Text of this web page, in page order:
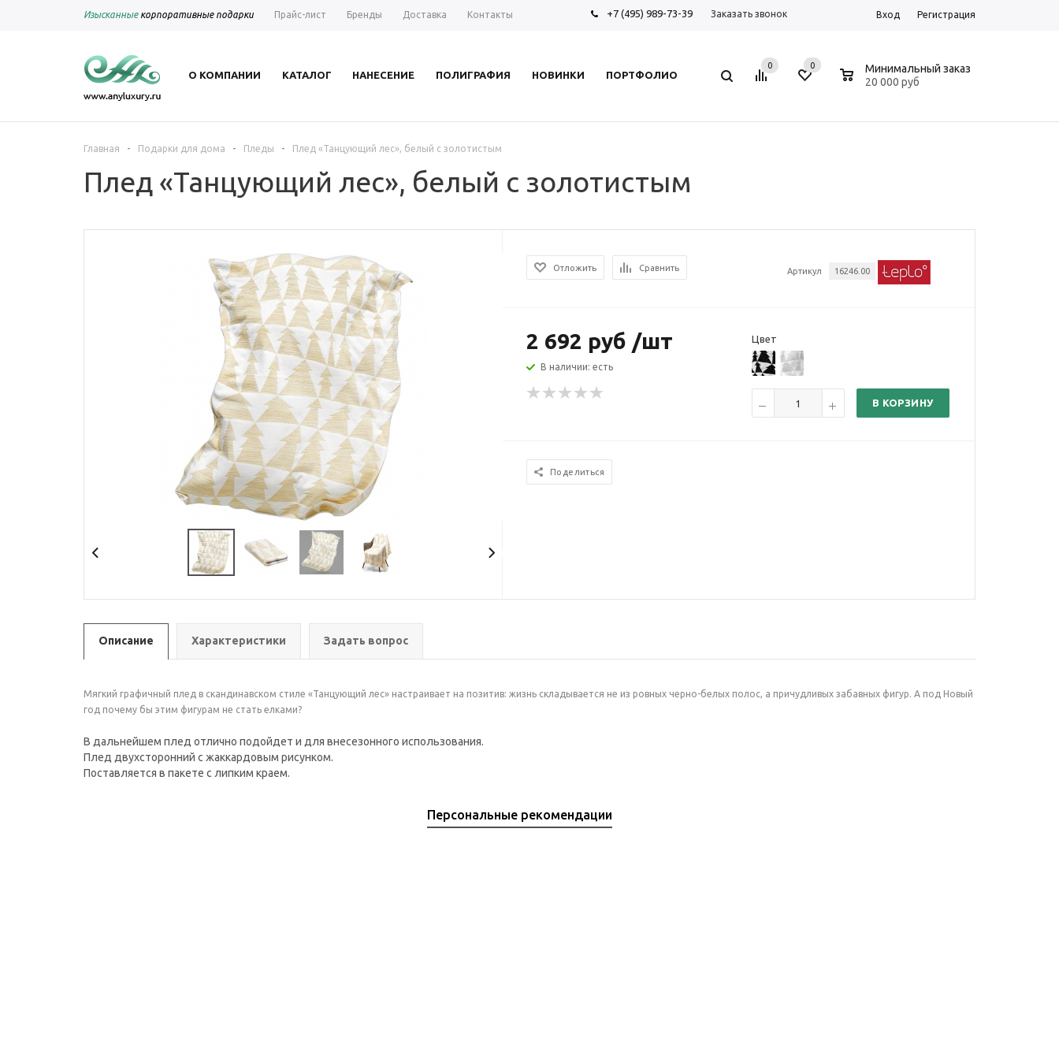
Изысканныекорпоративные подарки Прайс-лист Бренды Доставка Контакты +7 (495) 989-73-39 Заказать звонок Вход Регистрация
О КОМПАНИИ КАТАЛОГ НАНЕСЕНИЕ ПОЛИГРАФИЯ НОВИНКИ ПОРТФОЛИО
0 0
Минимальный заказ
20 000 руб
Главная - Подарки для дома - Пледы - Плед «Танцующий лес», белый с золотистым
Плед «Танцующий лес», белый с золотистым
Артикул 16246.00
Отложить Сравнить
2 692 руб /шт
В наличии: есть
Цвет
В КОРЗИНУ
Поделиться
Описание Характеристики Задать вопрос
Мягкий графичный плед в скандинавском стиле «Танцующий лес» настраивает на позитив: жизнь складывается не из ровных черно-белых полос, а причудливых забавных фигур. А под Новый
год почему бы этим фигурам не стать елками?
В дальнейшем плед отлично подойдет и для внесезонного использования.
Плед двухсторонний с жаккардовым рисунком.
Поставляется в пакете с липким краем.
Персональные рекомендации